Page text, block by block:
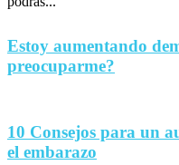
Estoy aumentando
preocuparme?
10 Consejos para un
el embarazo